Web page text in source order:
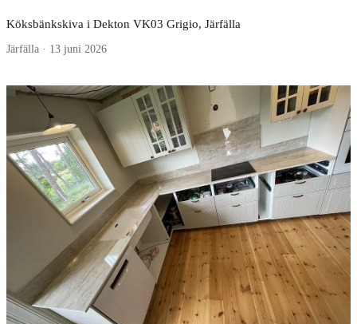
Köksbänkskiva i Dekton VK03 Grigio, Järfälla
Järfälla · 13 juni 2026